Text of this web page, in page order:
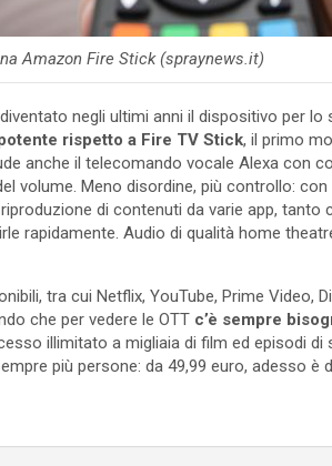
Amazon Fire Stick (spraynews.it)
negli ultimi anni il dispositivo per
rispetto a Fire TV Stick, il primo
anche il telecomando vocale Alexa con
volume. Meno disordine, più controllo:
di contenuti da varie app, tanto
rapidamente. Audio di qualità home
tra cui Netflix, YouTube, Prime Video,
che per vedere le OTT c’è sempre
illimitato a migliaia di film ed episodi di
più persone: da 49,99 euro, adesso è